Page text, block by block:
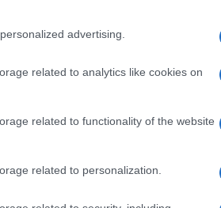
advertising.
related to analytics like cookies on
related to functionality of the website
related to personalization.
Pitzalis, Lella (65’
(58’
70′ rig. Doratiotto